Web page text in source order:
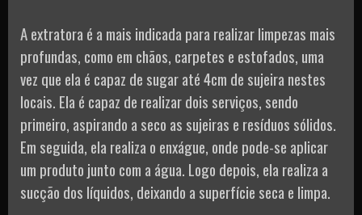
A extratora é a mais indicada para realizar limpezas mais
profundas, como em chãos, carpetes e estofados, uma
vez que ela é capaz de sugar até 4cm de sujeira nestes
locais. Ela é capaz de realizar dois serviços, sendo
primeiro, aspirando a seco as sujeiras e resíduos sólidos.
Em seguida, ela realiza o enxágue, onde pode-se aplicar
um produto junto com a água. Logo depois, ela realiza a
sucção dos líquidos, deixando a superfície seca e limpa.